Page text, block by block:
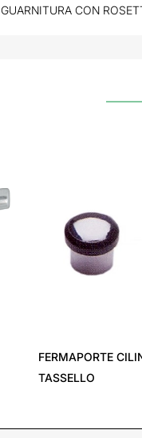
GUARNITURA CON
FERMAPORTE
TASSELLO